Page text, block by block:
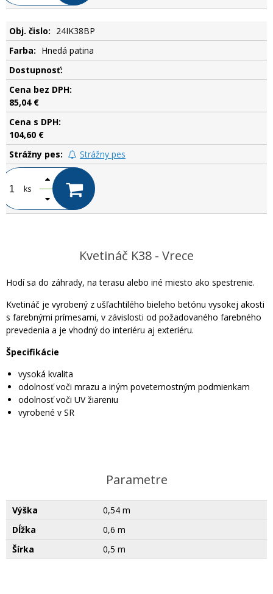
24IK38BP
Hnedá patina
85,04 €
104,60 €
Strážny pes
ks
Kvetináč K38 - Vrece
Hodí sa do záhrady, na terasu alebo iné miesto ako spestrenie.
Kvetináč je vyrobený z ušľachtilého bieleho betónu vysokej akosti
s farebnými prímesami, v závislosti od požadovaného farebného
prevedenia a je vhodný do interiéru aj exteriéru.
Špecifikácie
vysoká kvalita
odolnosť voči mrazu a iným poveternostným podmienkam
odolnosť voči UV žiareniu
vyrobené v SR
Parametre
Výška
0,54 m
Dĺžka
0,6 m
Šírka
0,5 m